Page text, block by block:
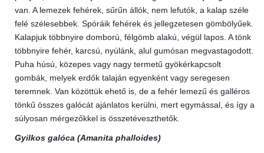
van. A lemezek fehérek, sűrűn állók, nem lefutók, a kalap széle
felé szélesebbek. Spóráik fehérek és jellegzetesen gömbölyűek.
Kalapjuk többnyire domború, félgömb alakú, végül lapos. A tönk
többnyire fehér, karcsú, nyúlánk, alul gumósan megvastagodott.
Puha húsú, közepes vagy nagy termetű gyökérkapcsolt
gombák, melyek erdők talaján egyenként vagy seregesen
teremnek. Van közöttük ehető is, de a fehér lemezű és galléros
tönkű összes galócát ajánlatos kerülni, mert egymással, és így a
súlyosan mérgezőkkel is összetéveszthetők.
Gyilkos galóca (Amanita phalloides)